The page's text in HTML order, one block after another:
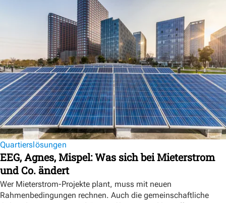
Quartierslösungen
EEG, Agnes, Mispel: Was sich bei Mieterstrom
und Co. ändert
Wer Mieterstrom-Projekte plant, muss mit neuen
Rahmenbedingungen rechnen. Auch die gemeinschaftliche